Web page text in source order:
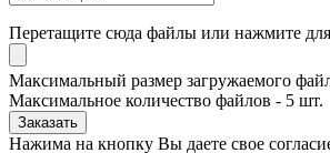
Перетащите сюда файлы или нажмите
Максимальный размер загружаемого
Максимальное количество файлов - 5 шт.
Заказать
Нажима на кнопку Вы даете свое